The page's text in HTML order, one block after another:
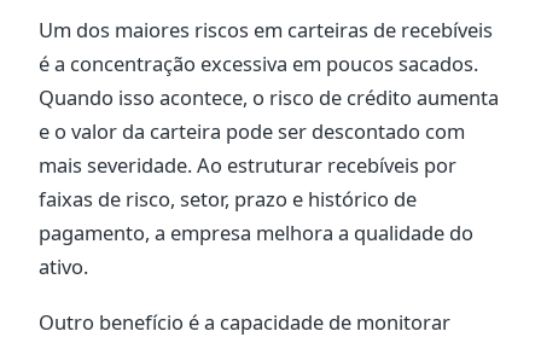
Um dos maiores riscos em carteiras de recebíveis
é a concentração excessiva em poucos sacados.
Quando isso acontece, o risco de crédito aumenta
e o valor da carteira pode ser descontado com
mais severidade. Ao estruturar recebíveis por
faixas de risco, setor, prazo e histórico de
pagamento, a empresa melhora a qualidade do
ativo.
Outro benefício é a capacidade de monitorar